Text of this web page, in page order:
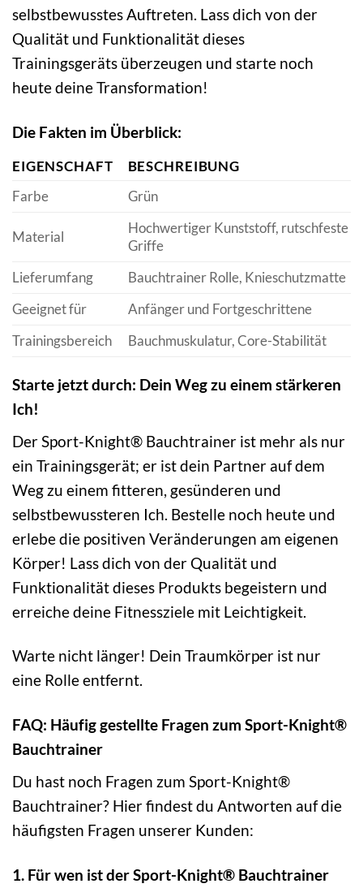
selbstbewusstes Auftreten. Lass dich von der
Qualität und Funktionalität dieses
Trainingsgeräts überzeugen und starte noch
heute deine Transformation!
Die Fakten im Überblick:
EIGENSCHAFT
BESCHREIBUNG
Farbe
Grün
Material
Hochwertiger Kunststoff, rutschfeste
Griffe
Lieferumfang
Bauchtrainer Rolle, Knieschutzmatte
Geeignet für
Anfänger und Fortgeschrittene
Trainingsbereich
Bauchmuskulatur, Core-Stabilität
Starte jetzt durch: Dein Weg zu einem stärkeren
Ich!
Der Sport-Knight® Bauchtrainer ist mehr als nur
ein Trainingsgerät; er ist dein Partner auf dem
Weg zu einem fitteren, gesünderen und
selbstbewussteren Ich. Bestelle noch heute und
erlebe die positiven Veränderungen am eigenen
Körper! Lass dich von der Qualität und
Funktionalität dieses Produkts begeistern und
erreiche deine Fitnessziele mit Leichtigkeit.
Warte nicht länger! Dein Traumkörper ist nur
eine Rolle entfernt.
FAQ: Häufig gestellte Fragen zum Sport-Knight®
Bauchtrainer
Du hast noch Fragen zum Sport-Knight®
Bauchtrainer? Hier findest du Antworten auf die
häufigsten Fragen unserer Kunden:
1. Für wen ist der Sport-Knight® Bauchtrainer